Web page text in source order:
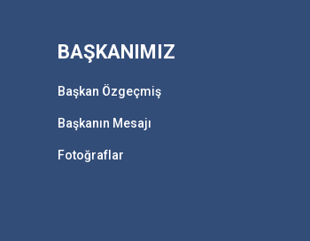
BAŞKANIMIZ
Başkan Özgeçmiş
Başkanın Mesajı
Fotoğraflar